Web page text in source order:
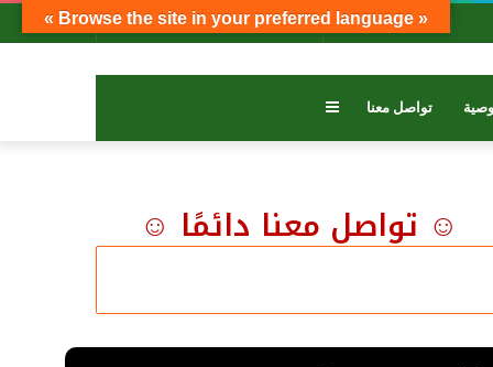
بحث عمودتسجيل
تواصل معنا عمود
☺ تواصل معنا دائمًا ☺
« Browse the site in your preferred language »